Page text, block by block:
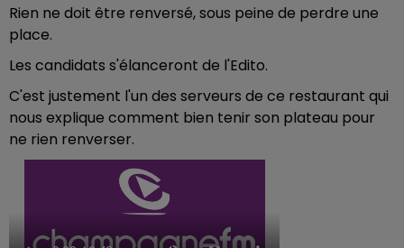
Rien ne doit être renversé, sous peine de perdre une
place.
Les candidats s'élanceront de l'Edito.
C'est justement l'un des serveurs de ce restaurant qui
nous explique comment bien tenir son plateau pour
ne rien renverser.